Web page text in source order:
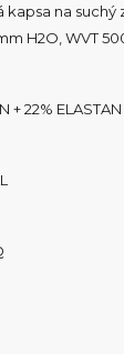
kapsa na
H2O, WVT
+ 22% ELASTAN